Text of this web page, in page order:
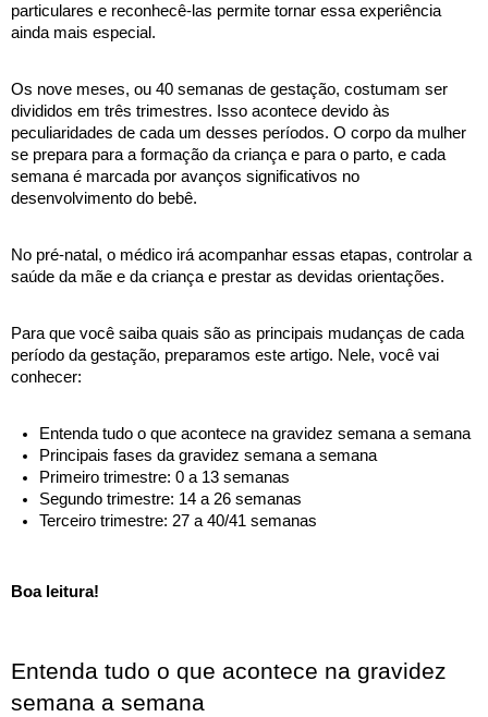
particulares e reconhecê-las permite tornar essa experiência
ainda mais especial.
Os nove meses, ou 40 semanas de gestação, costumam ser
divididos em três trimestres. Isso acontece devido às
peculiaridades de cada um desses períodos. O corpo da mulher
se prepara para a formação da criança e para o parto, e cada
semana é marcada por avanços significativos no
desenvolvimento do bebê.
No pré-natal, o médico irá acompanhar essas etapas, controlar a
saúde da mãe e da criança e prestar as devidas orientações.
Para que você saiba quais são as principais mudanças de cada
período da gestação, preparamos este artigo. Nele, você vai
conhecer:
Entenda tudo o que acontece na gravidez semana a semana
Principais fases da gravidez semana a semana
Primeiro trimestre: 0 a 13 semanas
Segundo trimestre: 14 a 26 semanas
Terceiro trimestre: 27 a 40/41 semanas
Boa leitura!
Entenda tudo o que acontece na gravidez
semana a semana